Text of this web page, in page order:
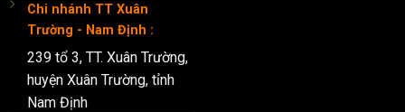
Chi nhánh TT Xuân
Trường - Nam Định :
239 tổ 3, TT. Xuân Trường,
huyện Xuân Trường, tỉnh
Nam Định